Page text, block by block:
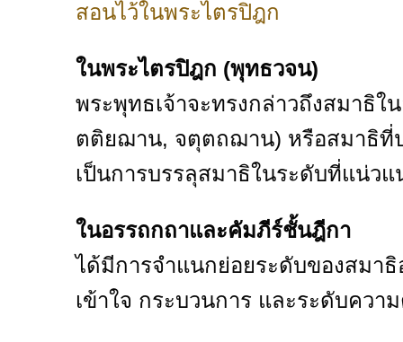
สอนไว้ในพระไตรปิฎก
ในพระไตรปิฎก (พุทธวจน)
พระพุทธเจ้าจะทรงกล่าวถึงสมา
ตติยฌาน, จตุตถฌาน) หรือสมาธิที่
เป็นการบรรลุสมาธิในระดับที่แน่ว
ในอรรถกถาและคัมภีร์ชั้นฎีกา
ได้มีการจำแนกย่อยระดับของสมา
เข้าใจ กระบวนการ และระดับคว